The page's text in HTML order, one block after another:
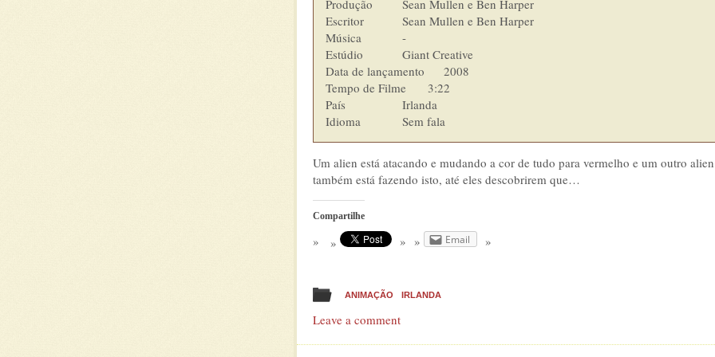
Produção        	Sean Mullen e Ben Harper
Escritor        	Sean Mullen e Ben Harper
Música          	-
Estúdio  	        Giant Creative
Data de lançamento      2008
Tempo de Filme    	3:22
País            	Irlanda
Idioma  	        Sem fala
Um alien está atacando e mudando a cor de tudo para vermelho e um outro
também está fazendo isto, até eles descobrirem que…
Compartilhe
Email
ANIMAÇÃO IRLANDA
Leave a comment